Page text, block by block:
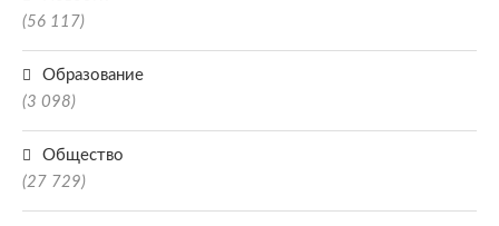
(56 117)
Образование
(3 098)
Общество
(27 729)